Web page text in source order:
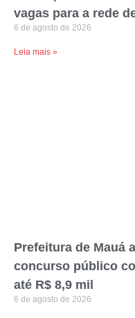
vagas para a rede
6 de agosto de 2026
Leia mais »
Prefeitura de Mauá
concurso público
até R$ 8,9 mil
6 de agosto de 2026